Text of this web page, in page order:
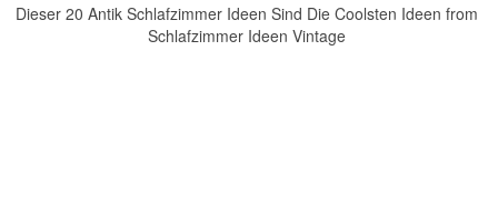
Dieser 20 Antik Schlafzimmer Ideen Sind Die Coolsten Ideen from
Schlafzimmer Ideen Vintage